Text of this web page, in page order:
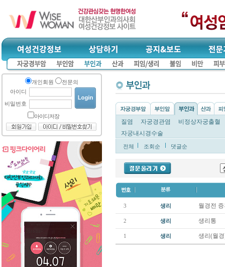
개인회원
전문의
아이디
비밀번호
아이디저장
질염 자궁경관염
비정상자궁출혈
자궁내시경수술
전체 조회순 댓글순
3 생리 월경전
2 생리 생리통
1 생리 생리(월